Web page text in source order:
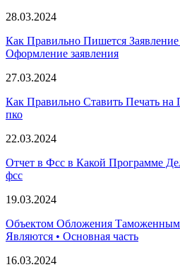
28.03.2024
Как Правильно Пишется
Оформление заявления
27.03.2024
Как Правильно Ставить Печать на
пко
22.03.2024
Отчет в Фсс в Какой Программе
фсс
19.03.2024
Объектом Обложения
Являются • Основная часть
16.03.2024